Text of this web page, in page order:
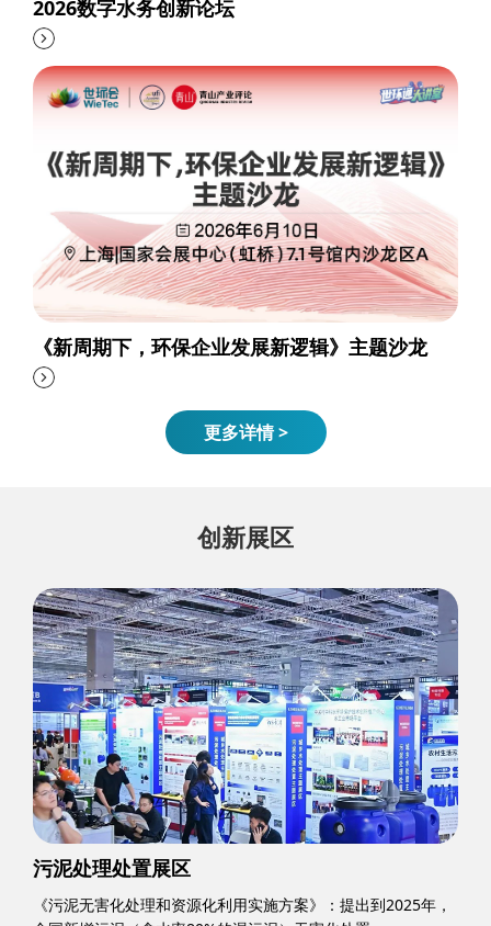
2026数字水务创新论坛
《新周期下，环保企业发展新逻辑》主题沙龙
更多详情 >
创新展区
污泥处理处置展区
《污泥无害化处理和资源化利用实施方案》：提出到2025年，